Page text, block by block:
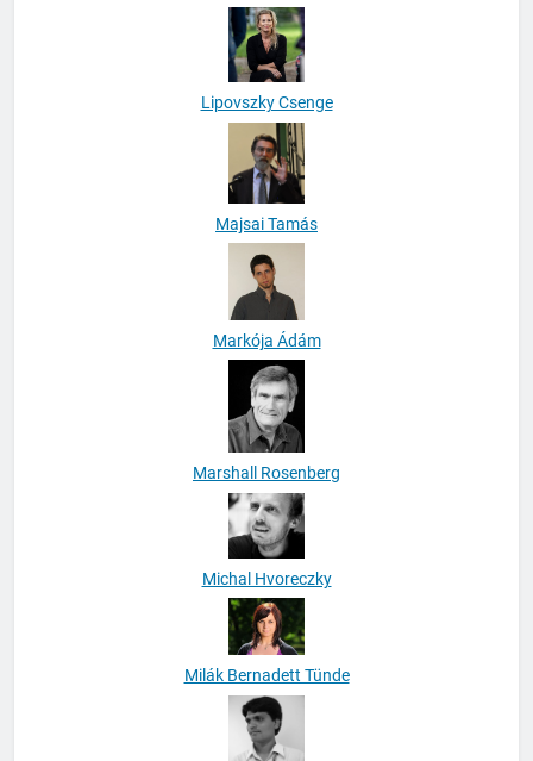
Lipovszky Csenge
Majsai Tamás
Markója Ádám
Marshall Rosenberg
Michal Hvoreczky
Milák Bernadett Tünde